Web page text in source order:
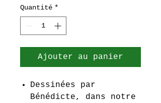
Quantité *
Ajouter au panier
Dessinées par
Bénédicte, dans notre